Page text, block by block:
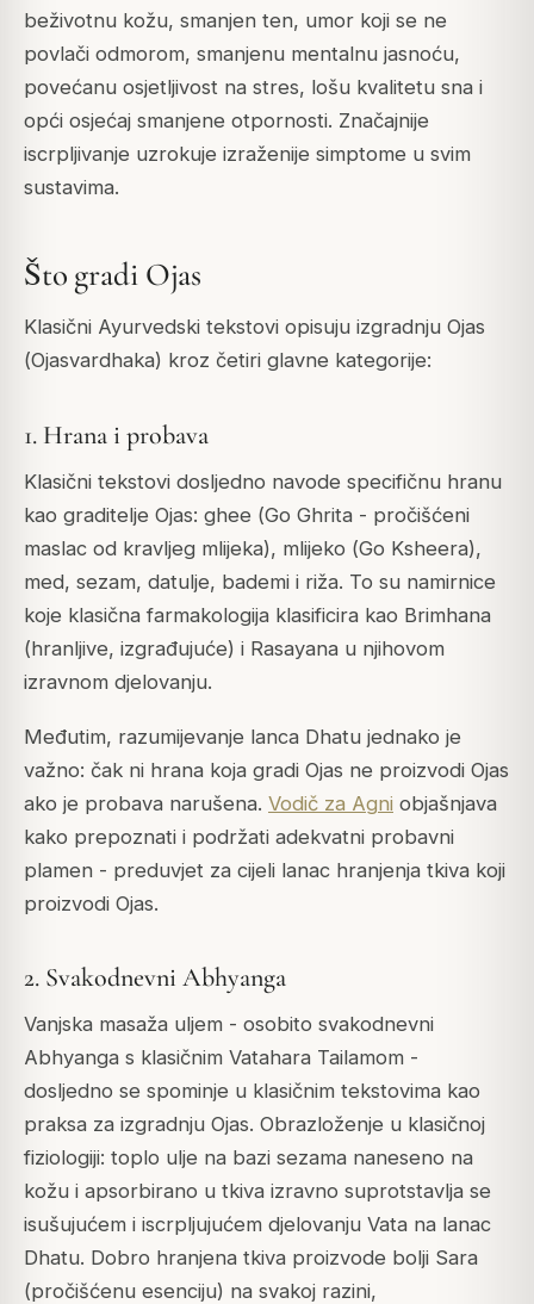
beživotnu kožu, smanjen ten, umor koji se ne
povlači odmorom, smanjenu mentalnu jasnoću,
povećanu osjetljivost na stres, lošu kvalitetu sna i
opći osjećaj smanjene otpornosti. Značajnije
iscrpljivanje uzrokuje izraženije simptome u svim
sustavima.
Što gradi Ojas
Klasični Ayurvedski tekstovi opisuju izgradnju Ojas
(Ojasvardhaka) kroz četiri glavne kategorije:
1. Hrana i probava
Klasični tekstovi dosljedno navode specifičnu hranu
kao graditelje Ojas: ghee (Go Ghrita - pročišćeni
maslac od kravljeg mlijeka), mlijeko (Go Ksheera),
med, sezam, datulje, bademi i riža. To su namirnice
koje klasična farmakologija klasificira kao Brimhana
(hranljive, izgrađujuće) i Rasayana u njihovom
izravnom djelovanju.
Međutim, razumijevanje lanca Dhatu jednako je
važno: čak ni hrana koja gradi Ojas ne proizvodi Ojas
ako je probava narušena. Vodič za Agni objašnjava
kako prepoznati i podržati adekvatni probavni
plamen - preduvjet za cijeli lanac hranjenja tkiva koji
proizvodi Ojas.
2. Svakodnevni Abhyanga
Vanjska masaža uljem - osobito svakodnevni
Abhyanga s klasičnim Vatahara Tailamom -
dosljedno se spominje u klasičnim tekstovima kao
praksa za izgradnju Ojas. Obrazloženje u klasičnoj
fiziologiji: toplo ulje na bazi sezama naneseno na
kožu i apsorbirano u tkiva izravno suprotstavlja se
isušujućem i iscrpljujućem djelovanju Vata na lanac
Dhatu. Dobro hranjena tkiva proizvode bolji Sara
(pročišćenu esenciju) na svakoj razini,